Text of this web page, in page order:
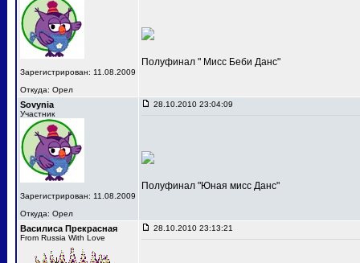
Зарегистрирован: 11.08.2009
Откуда: Орел
Полуфинал " Мисс Беби Данс"
Sovynia
Участник
Зарегистрирован: 11.08.2009
Откуда: Орел
28.10.2010 23:04:09
Полуфинал "Юная мисс Данс"
Василиса Прекрасная
From Russia With Love
28.10.2010 23:13:21